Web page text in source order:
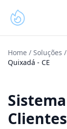
Home / Soluções /
Quixadá - CE